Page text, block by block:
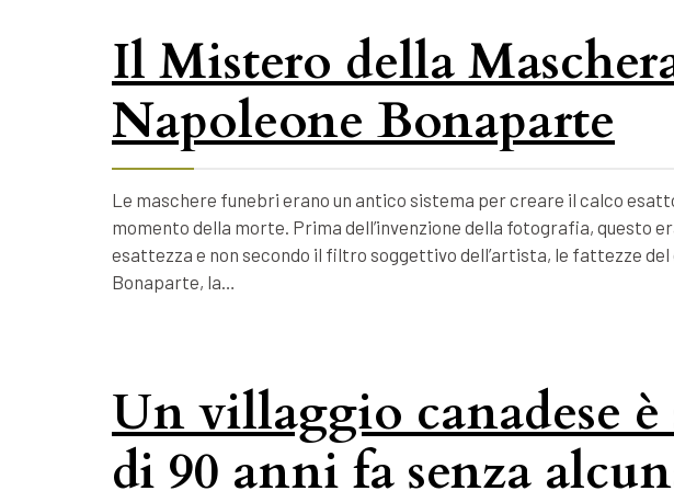
Il Mistero della
Napoleone Bonaparte
Le maschere funebri erano un antico sistema per creare il calco
momento della morte. Prima dell’invenzione della fotografia, questo
esattezza e non secondo il filtro soggettivo dell’artista, le fattezze
Bonaparte, la…
Un villaggio canadese
di 90 anni fa senza